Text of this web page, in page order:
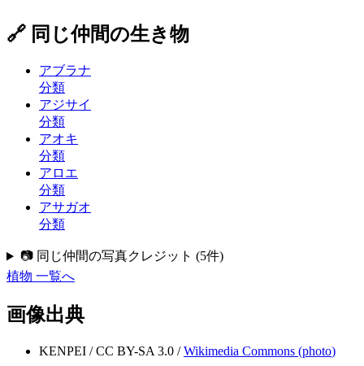
🔗 同じ仲間の生き物
アブラナ
分類
アジサイ
分類
アオキ
分類
アロエ
分類
アサガオ
分類
📷 同じ仲間の写真クレジット (5件)
植物 一覧へ
画像出典
KENPEI /CC BY-SA 3.0 / Wikimedia Commons (photo)